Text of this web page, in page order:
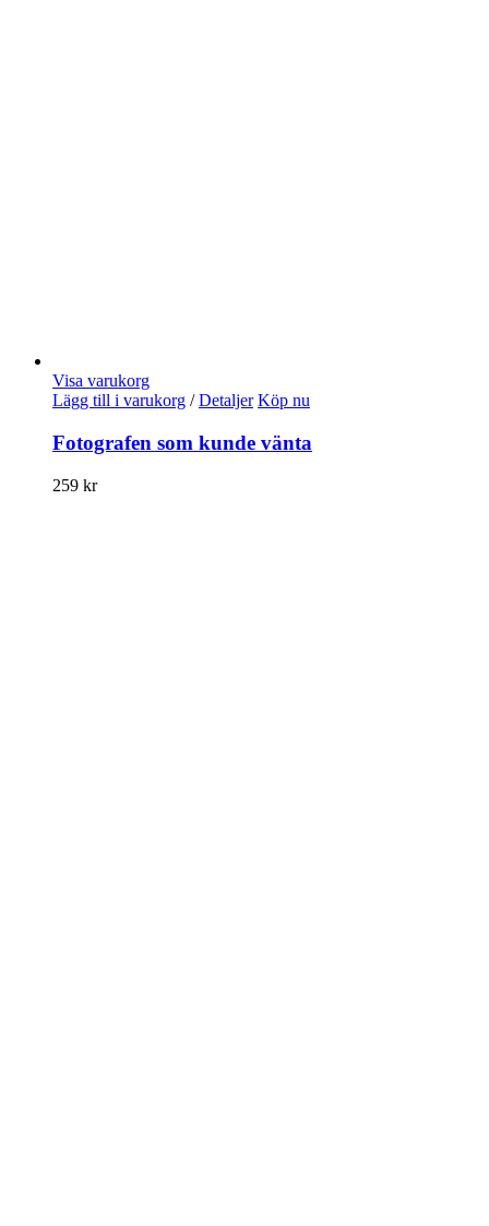
Visa varukorg
Lägg till i varukorg / Detaljer Köp nu
Fotografen som kunde vänta
259 kr